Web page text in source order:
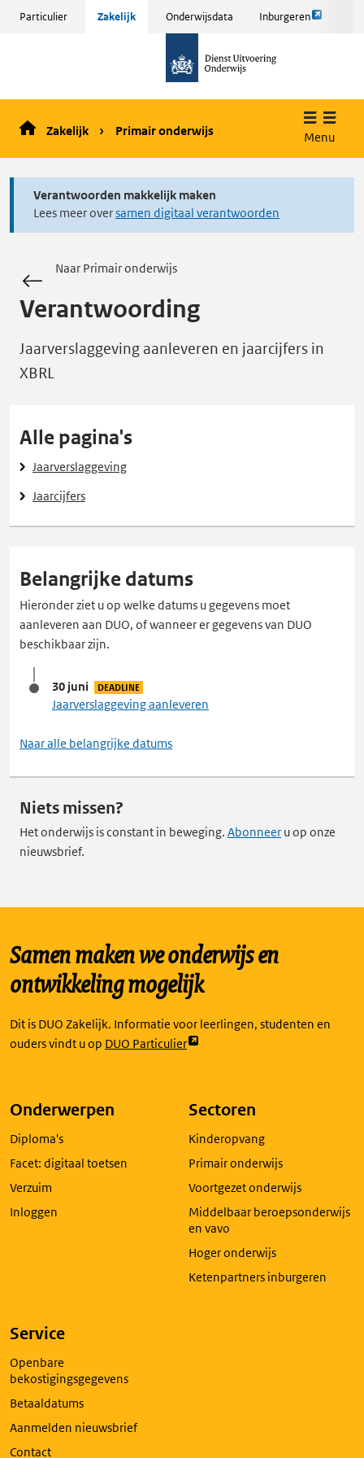
Sla
naar
inhoud
Particulier Zakelijk Onderwijsdata Inburgeren
Link
pagina
de
Zakelijk Primair onderwijs Menu
Verantwoorden makkelijk maken
Lees meer oversamen digitaal verantwoorden
Naar Primair onderwijs
Verantwoording
Jaarverslaggeving aanleveren en jaarcijfers in
XBRL
Alle pagina's
Jaarverslaggeving
Jaarcijfers
Belangrijke datums
Hieronder ziet u op welke datums u gegevens moet
aanleveren aan DUO, of wanneer er gegevens van DUO
beschikbaar zijn.
30 juni DEADLINE
Jaarverslaggeving aanleveren
Naar alle belangrijke datums
Niets missen?
Het onderwijs is constant in beweging. Abonneer u op onze
nieuwsbrief.
Samen maken we onderwijs en
ontwikkeling mogelijk
Dit is DUO Zakelijk. Informatie voor leerlingen, studenten en
ouders vindt u op DUO Particulier
Link
in
nieuw
Onderwerpen
Diploma's
Facet: digitaal toetsen
Verzuim
Inloggen
Sectoren
Kinderopvang
Primair onderwijs
Voortgezet onderwijs
Middelbaar beroepsonderwijs
en vavo
Hoger onderwijs
Ketenpartners inburgeren
Service
Openbare
bekostigingsgegevens
Betaaldatums
Aanmelden nieuwsbrief
Contact